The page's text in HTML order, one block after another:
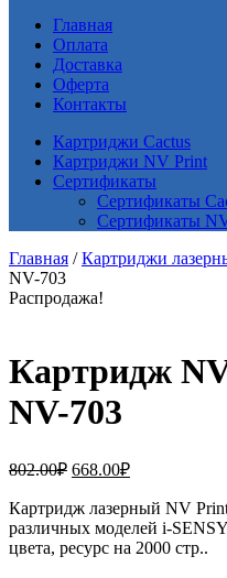
Главная
Оплата
Доставка
Оферта
Контакты
Картриджи Cactus
Картриджи NV Print
Сертификаты
Сертификаты
Сертификаты
Главная /Картриджи
NV-703
Распродажа!
Картридж
NV-703
802.00₽ Первоначальная
составляла
802.00₽.
668.00₽Текущая
668.00₽.
Картридж лазерный NV
различных моделей i-
цвета, ресурс на 2000 стр..